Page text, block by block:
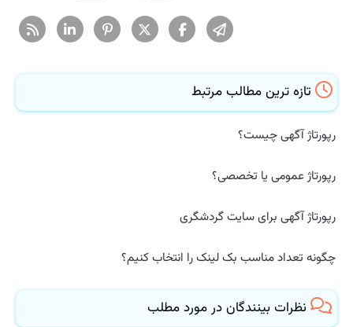
تازه ترین مطالب مرتبط
رپورتاژ آگهی چیست؟
رپورتاژ عمومی یا تخصصی؟
رپورتاژ آگهی برای سایت گردشگری
چگونه تعداد مناسب بک لینک را انتخاب کنیم؟
نظرات بینندگان در مورد مطلب